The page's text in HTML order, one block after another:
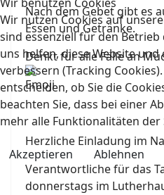
Nach dem Gebet gibt es
Essen und Getränke.
Denkt für alle Fälle an
Herzliche Einladung im
Verantwortliche für das
donnerstags im
Wir nutzen Cookies auf
sind essenziell für den
uns helfen, diese Website
verbessern (Tracking
entscheiden, ob Sie die
beachten Sie, dass bei einer
mehr alle Funktionalitäten
Akzeptieren Ablehnen